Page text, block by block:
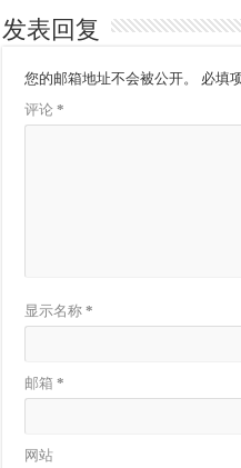
发表回复
您的邮箱地址不会被公开。 必填
评论*
显示名称*
邮箱*
网站